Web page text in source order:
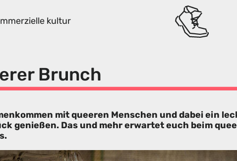
kultur
Brunch
mit queeren Menschen und dabei ein
genießen. Das und mehr erwartet euch beim